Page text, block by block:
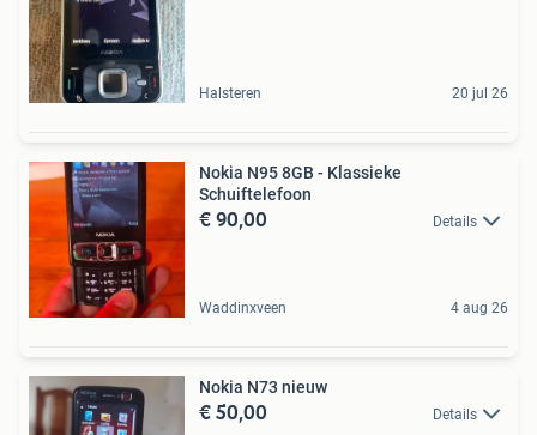
Halsteren 20 jul 26
Nokia N95 8GB - Klassieke
Schuiftelefoon
€ 90,00 Details
Waddinxveen 4 aug 26
Nokia N73 nieuw
€ 50,00 Details